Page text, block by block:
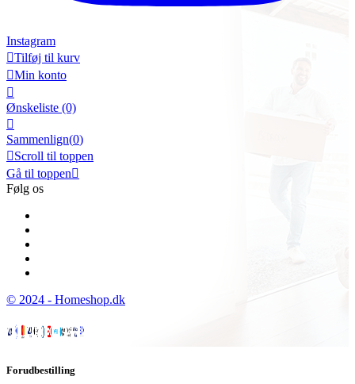
Instagram
Tilføj til kurv
Min konto

Ønskeliste (0)

Sammenlign(0)
Scroll til toppen
Gå til toppen
Følg os
© 2024 - Homeshop.dk
Forudbestilling